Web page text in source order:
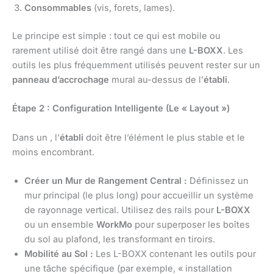
Consommables (vis, forets, lames).
Le principe est simple : tout ce qui est mobile ou
rarement utilisé doit être rangé dans une L-BOXX. Les
outils les plus fréquemment utilisés peuvent rester sur un
panneau d’accrochage mural au-dessus de l’établi.
Étape 2 : Configuration Intelligente (Le « Layout »)
Dans un , l’établi doit être l’élément le plus stable et le
moins encombrant.
Créer un Mur de Rangement Central : Définissez un
mur principal (le plus long) pour accueillir un système
de rayonnage vertical. Utilisez des rails pour L-BOXX
ou un ensemble WorkMo pour superposer les boîtes
du sol au plafond, les transformant en tiroirs.
Mobilité au Sol : Les L-BOXX contenant les outils pour
une tâche spécifique (par exemple, « installation